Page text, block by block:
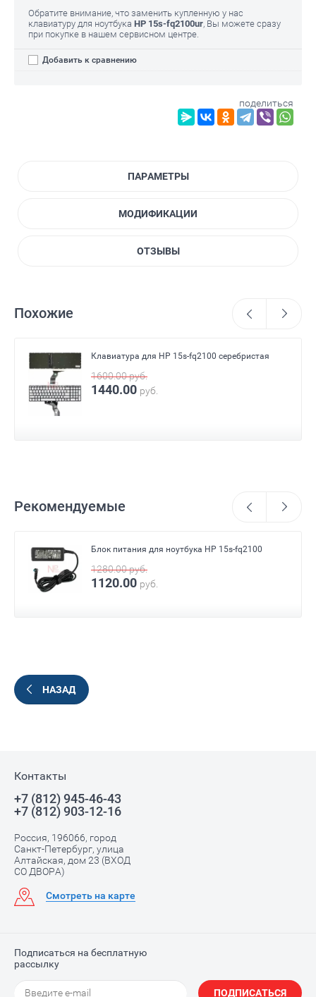
Обратите внимание, что заменить купленную у нас
клавиатуру для ноутбука HP 15s-fq2100ur, Вы можете сразу
при покупке в нашем сервисном центре.
Добавить к сравнению
поделиться
ПАРАМЕТРЫ
МОДИФИКАЦИИ
ОТЗЫВЫ
Похожие
Клавиатура для HP 15s-fq2100 серебристая
1600.00руб.
1440.00 руб.
Рекомендуемые
Блок питания для ноутбука HP 15s-fq2100
1280.00руб.
1120.00 руб.
НАЗАД
Контакты
+7 (812) 945-46-43
+7 (812) 903-12-16
Россия, 196066, город
Санкт-Петербург, улица
Алтайская, дом 23 (ВХОД
СО ДВОРА)
Смотреть на карте
Подписаться на бесплатную
рассылку
ПОДПИСАТЬСЯ